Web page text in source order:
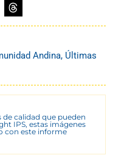
Andina, Últimas
calidad que pueden
IPS, estas imágenes
con este informe